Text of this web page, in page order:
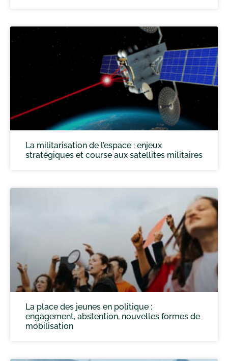
La militarisation de l’espace : enjeux
stratégiques et course aux satellites militaires
La place des jeunes en politique :
engagement, abstention, nouvelles formes de
mobilisation